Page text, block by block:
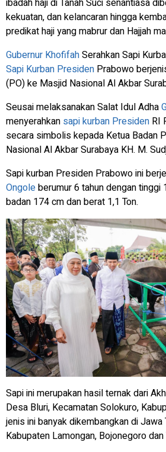
ibadah haji di Tanah Suci senantiasa
kekuatan, dan kelancaran hingga
predikat haji yang mabrur dan Hajjah
Gubernur KhofifahSerahkan Sapi
Sapi Kurban Presiden Prabowo
(PO) ke Masjid Nasional Al Akbar
Seusai melaksanakan Salat Idul Adha
menyerahkan sapi kurban Presiden RI
secara simbolis kepada Ketua Badan
Nasional Al Akbar Surabaya KH. M.
Sapi kurban Presiden Prabowo ini
Ongoleberumur 6 tahun dengan tinggi
badan 174 cm dan berat 1,1 Ton.
Sapi ini merupakan hasil ternak dari
Desa Bluri, Kecamatan Solokuro,
jenis ini banyak dikembangkan di Jawa
Kabupaten Lamongan, Bojonegoro dan